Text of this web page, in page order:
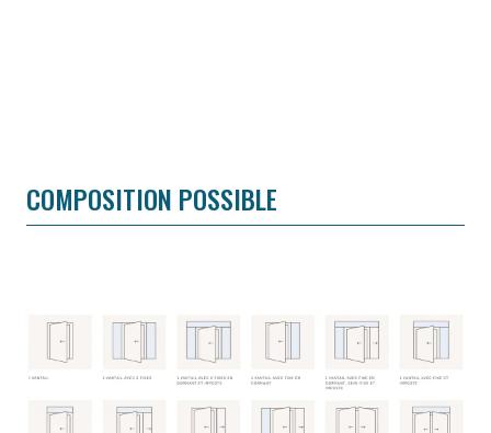
COMPOSITION POSSIBLE